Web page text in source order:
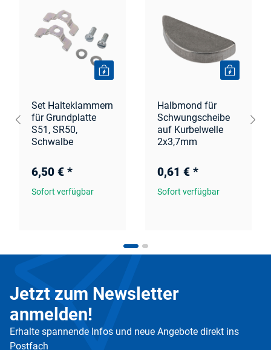
Set Halteklammern
für Grundplatte
S51, SR50,
Schwalbe
6,50 € *
Sofort verfügbar
Halbmond für
Schwungscheibe
auf Kurbelwelle
2x3,7mm
0,61 € *
Sofort verfügbar
Jetzt zum Newsletter
anmelden!
Erhalte spannende Infos und neue Angebote direkt ins
Postfach